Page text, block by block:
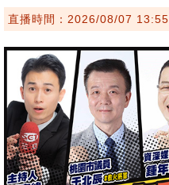
直播時間：2026/08/07 13:55